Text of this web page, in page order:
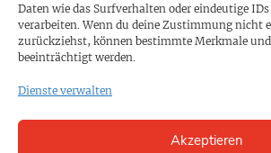
Daten wie das Surfverhalten oder eindeutige
verarbeiten. Wenn du deine Zustimmung nicht
zurückziehst, können bestimmte Merkmale
beeinträchtigt werden.
Dienste verwalten
Akzeptieren
SPENDEN
Datenschutz